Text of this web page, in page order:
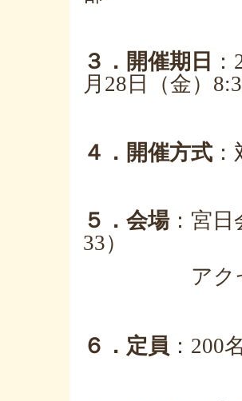
３．開催期日
月28日（金）
４．開催方式
５．会場：宮日
33）
アクセ
６．定員 ：200